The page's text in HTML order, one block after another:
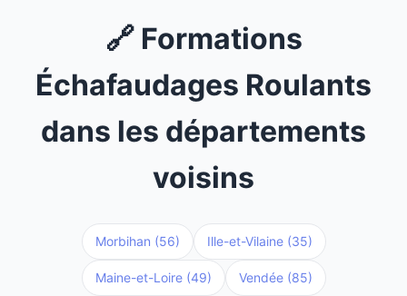
🔗 Formations
Échafaudages Roulants
dans les départements
voisins
Morbihan (56) Ille-et-Vilaine (35)
Maine-et-Loire (49) Vendée (85)